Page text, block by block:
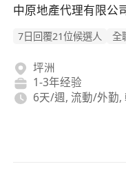
中原地產代理有限公
7日回覆21位候選人 全
坪洲
1-3年经验
6天/週, 流動/外勤,